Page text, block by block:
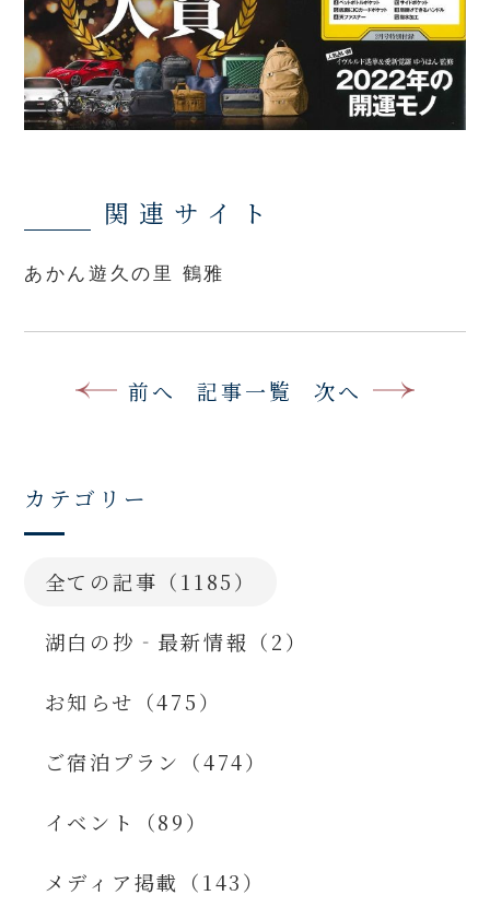
関連サイト
あかん遊久の里 鶴雅
前へ 記事一覧 次へ
カテゴリー
全ての記事（1185）
湖白の抄‐最新情報（2）
お知らせ（475）
ご宿泊プラン（474）
イベント（89）
メディア掲載（143）